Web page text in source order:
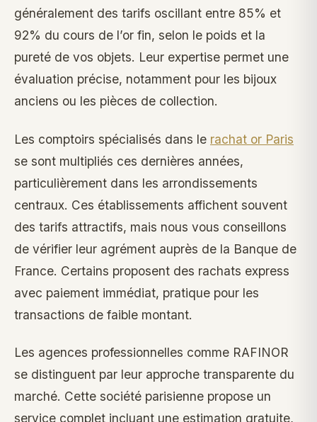
généralement des tarifs oscillant entre 85% et
92% du cours de l’or fin, selon le poids et la
pureté de vos objets. Leur expertise permet une
évaluation précise, notamment pour les bijoux
anciens ou les pièces de collection.
Les comptoirs spécialisés dans le rachat or Paris
se sont multipliés ces dernières années,
particulièrement dans les arrondissements
centraux. Ces établissements affichent souvent
des tarifs attractifs, mais nous vous conseillons
de vérifier leur agrément auprès de la Banque de
France. Certains proposent des rachats express
avec paiement immédiat, pratique pour les
transactions de faible montant.
Les agences professionnelles comme RAFINOR
se distinguent par leur approche transparente du
marché. Cette société parisienne propose un
service complet incluant une estimation gratuite,